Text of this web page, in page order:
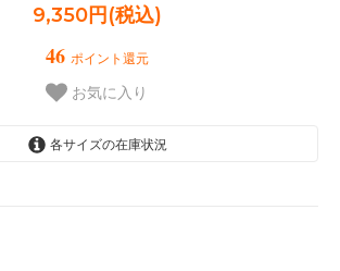
9,350円(税込)
46 ポイント還元
お気に入り
各サイズの在庫状況